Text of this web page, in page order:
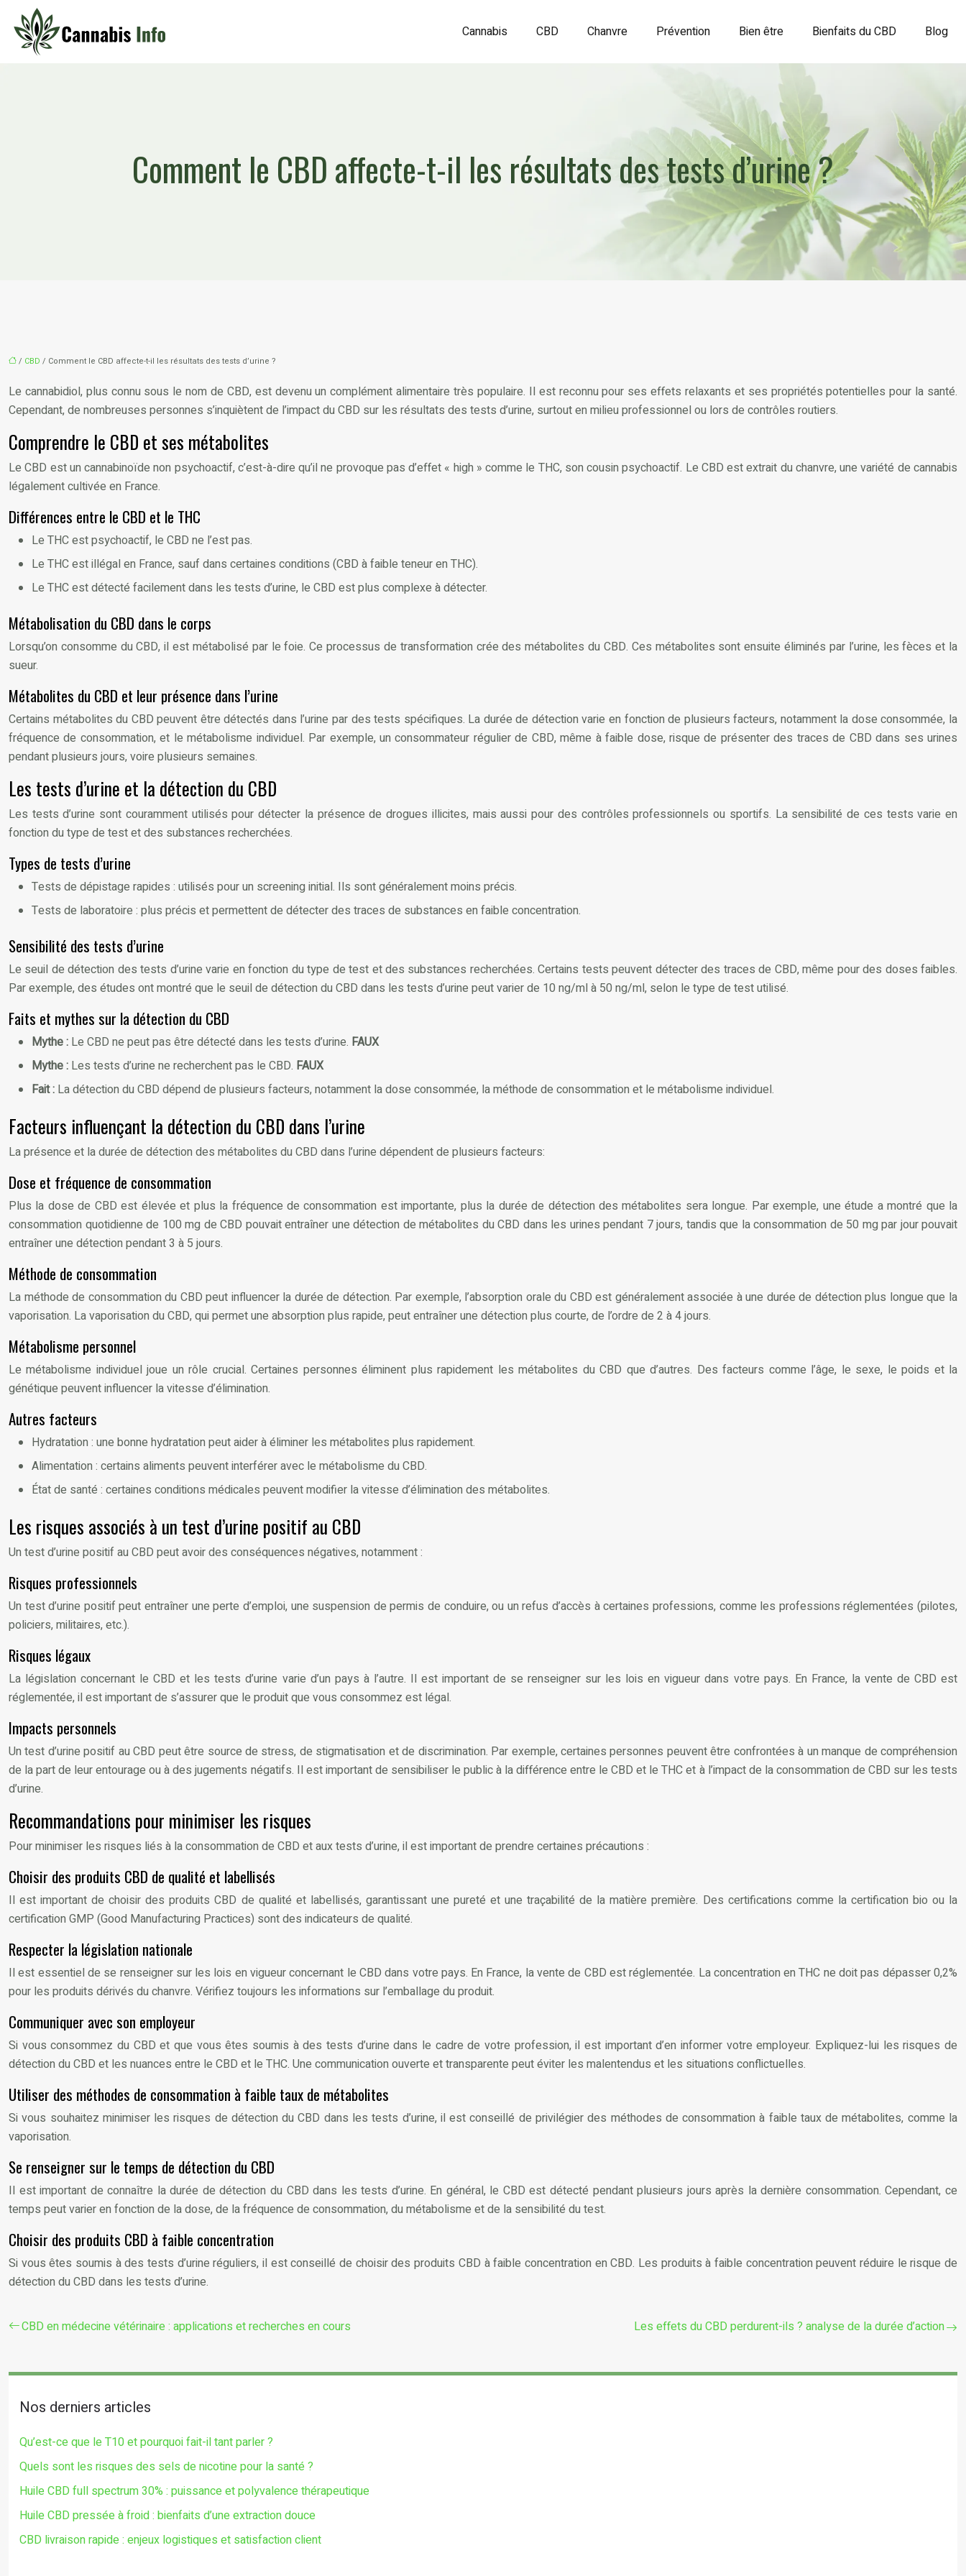
Cannabis CBD Chanvre Prévention Bien être Bienfaits du CBD Blog
Comment le CBD affecte-t-il les résultats des tests d’urine ?
/ CBD / Comment le CBD affecte-t-il les résultats des tests d’urine ?
Le cannabidiol, plus connu sous le nom de CBD, est devenu un complément alimentaire très populaire. Il est reconnu pour ses effets relaxants et ses propriétés potentielles pour la santé.
Cependant, de nombreuses personnes s’inquiètent de l’impact du CBD sur les résultats des tests d’urine, surtout en milieu professionnel ou lors de contrôles routiers.
Comprendre le CBD et ses métabolites
Le CBD est un cannabinoïde non psychoactif, c’est-à-dire qu’il ne provoque pas d’effet « high » comme le THC, son cousin psychoactif. Le CBD est extrait du chanvre, une variété de cannabis
légalement cultivée en France.
Différences entre le CBD et le THC
Le THC est psychoactif, le CBD ne l’est pas.
Le THC est illégal en France, sauf dans certaines conditions (CBD à faible teneur en THC).
Le THC est détecté facilement dans les tests d’urine, le CBD est plus complexe à détecter.
Métabolisation du CBD dans le corps
Lorsqu’on consomme du CBD, il est métabolisé par le foie. Ce processus de transformation crée des métabolites du CBD. Ces métabolites sont ensuite éliminés par l’urine, les fèces et la
sueur.
Métabolites du CBD et leur présence dans l’urine
Certains métabolites du CBD peuvent être détectés dans l’urine par des tests spécifiques. La durée de détection varie en fonction de plusieurs facteurs, notamment la dose consommée, la
fréquence de consommation, et le métabolisme individuel. Par exemple, un consommateur régulier de CBD, même à faible dose, risque de présenter des traces de CBD dans ses urines
pendant plusieurs jours, voire plusieurs semaines.
Les tests d’urine et la détection du CBD
Les tests d’urine sont couramment utilisés pour détecter la présence de drogues illicites, mais aussi pour des contrôles professionnels ou sportifs. La sensibilité de ces tests varie en
fonction du type de test et des substances recherchées.
Types de tests d’urine
Tests de dépistage rapides : utilisés pour un screening initial. Ils sont généralement moins précis.
Tests de laboratoire : plus précis et permettent de détecter des traces de substances en faible concentration.
Sensibilité des tests d’urine
Le seuil de détection des tests d’urine varie en fonction du type de test et des substances recherchées. Certains tests peuvent détecter des traces de CBD, même pour des doses faibles.
Par exemple, des études ont montré que le seuil de détection du CBD dans les tests d’urine peut varier de 10 ng/ml à 50 ng/ml, selon le type de test utilisé.
Faits et mythes sur la détection du CBD
Mythe : Le CBD ne peut pas être détecté dans les tests d’urine. FAUX
Mythe : Les tests d’urine ne recherchent pas le CBD. FAUX
Fait : La détection du CBD dépend de plusieurs facteurs, notamment la dose consommée, la méthode de consommation et le métabolisme individuel.
Facteurs influençant la détection du CBD dans l’urine
La présence et la durée de détection des métabolites du CBD dans l’urine dépendent de plusieurs facteurs:
Dose et fréquence de consommation
Plus la dose de CBD est élevée et plus la fréquence de consommation est importante, plus la durée de détection des métabolites sera longue. Par exemple, une étude a montré que la
consommation quotidienne de 100 mg de CBD pouvait entraîner une détection de métabolites du CBD dans les urines pendant 7 jours, tandis que la consommation de 50 mg par jour pouvait
entraîner une détection pendant 3 à 5 jours.
Méthode de consommation
La méthode de consommation du CBD peut influencer la durée de détection. Par exemple, l’absorption orale du CBD est généralement associée à une durée de détection plus longue que la
vaporisation. La vaporisation du CBD, qui permet une absorption plus rapide, peut entraîner une détection plus courte, de l’ordre de 2 à 4 jours.
Métabolisme personnel
Le métabolisme individuel joue un rôle crucial. Certaines personnes éliminent plus rapidement les métabolites du CBD que d’autres. Des facteurs comme l’âge, le sexe, le poids et la
génétique peuvent influencer la vitesse d’élimination.
Autres facteurs
Hydratation : une bonne hydratation peut aider à éliminer les métabolites plus rapidement.
Alimentation : certains aliments peuvent interférer avec le métabolisme du CBD.
État de santé : certaines conditions médicales peuvent modifier la vitesse d’élimination des métabolites.
Les risques associés à un test d’urine positif au CBD
Un test d’urine positif au CBD peut avoir des conséquences négatives, notamment :
Risques professionnels
Un test d’urine positif peut entraîner une perte d’emploi, une suspension de permis de conduire, ou un refus d’accès à certaines professions, comme les professions réglementées (pilotes,
policiers, militaires, etc.).
Risques légaux
La législation concernant le CBD et les tests d’urine varie d’un pays à l’autre. Il est important de se renseigner sur les lois en vigueur dans votre pays. En France, la vente de CBD est
réglementée, il est important de s’assurer que le produit que vous consommez est légal.
Impacts personnels
Un test d’urine positif au CBD peut être source de stress, de stigmatisation et de discrimination. Par exemple, certaines personnes peuvent être confrontées à un manque de compréhension
de la part de leur entourage ou à des jugements négatifs. Il est important de sensibiliser le public à la différence entre le CBD et le THC et à l’impact de la consommation de CBD sur les tests
d’urine.
Recommandations pour minimiser les risques
Pour minimiser les risques liés à la consommation de CBD et aux tests d’urine, il est important de prendre certaines précautions :
Choisir des produits CBD de qualité et labellisés
Il est important de choisir des produits CBD de qualité et labellisés, garantissant une pureté et une traçabilité de la matière première. Des certifications comme la certification bio ou la
certification GMP (Good Manufacturing Practices) sont des indicateurs de qualité.
Respecter la législation nationale
Il est essentiel de se renseigner sur les lois en vigueur concernant le CBD dans votre pays. En France, la vente de CBD est réglementée. La concentration en THC ne doit pas dépasser 0,2%
pour les produits dérivés du chanvre. Vérifiez toujours les informations sur l’emballage du produit.
Communiquer avec son employeur
Si vous consommez du CBD et que vous êtes soumis à des tests d’urine dans le cadre de votre profession, il est important d’en informer votre employeur. Expliquez-lui les risques de
détection du CBD et les nuances entre le CBD et le THC. Une communication ouverte et transparente peut éviter les malentendus et les situations conflictuelles.
Utiliser des méthodes de consommation à faible taux de métabolites
Si vous souhaitez minimiser les risques de détection du CBD dans les tests d’urine, il est conseillé de privilégier des méthodes de consommation à faible taux de métabolites, comme la
vaporisation.
Se renseigner sur le temps de détection du CBD
Il est important de connaître la durée de détection du CBD dans les tests d’urine. En général, le CBD est détecté pendant plusieurs jours après la dernière consommation. Cependant, ce
temps peut varier en fonction de la dose, de la fréquence de consommation, du métabolisme et de la sensibilité du test.
Choisir des produits CBD à faible concentration
Si vous êtes soumis à des tests d’urine réguliers, il est conseillé de choisir des produits CBD à faible concentration en CBD. Les produits à faible concentration peuvent réduire le risque de
détection du CBD dans les tests d’urine.
CBD en médecine vétérinaire : applications et recherches en cours Les effets du CBD perdurent-ils ? analyse de la durée d’action
Nos derniers articles
Qu’est-ce que le T10 et pourquoi fait-il tant parler ?
Quels sont les risques des sels de nicotine pour la santé ?
Huile CBD full spectrum 30% : puissance et polyvalence thérapeutique
Huile CBD pressée à froid : bienfaits d’une extraction douce
CBD livraison rapide : enjeux logistiques et satisfaction client